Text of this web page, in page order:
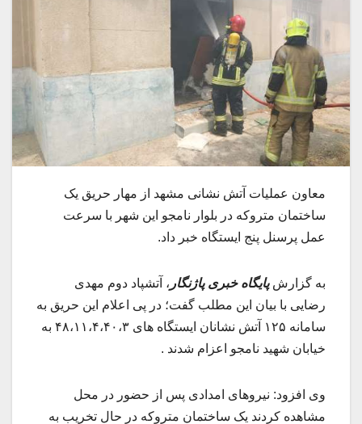
معاون عملیات آتش نشانی مشهد از مهار حریق یک
ساختمان متروکه در بلوار نامجو این شهر با سرعت
عمل پرسنل پنج ایستگاه خبر داد.
به گزارش پایگاه خبری پاژنگار ، آتشپاد دوم مهدی
رضایی با بیان این مطلب گفت؛ در پی اعلام این حریق به
سامانه ۱۲۵ آتش نشانان ایستگاه های ۴۸،۱۱،۴،۴۰،۳ به
خیابان شهید نامجو اعزام شدند .
وی افزود: نیروهای امدادی پس از حضور در محل
مشاهده کردند یک ساختمان متروکه در حال تخریب به